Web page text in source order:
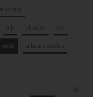
vișiniu
alb albastru
roz
verde
albastru deschis